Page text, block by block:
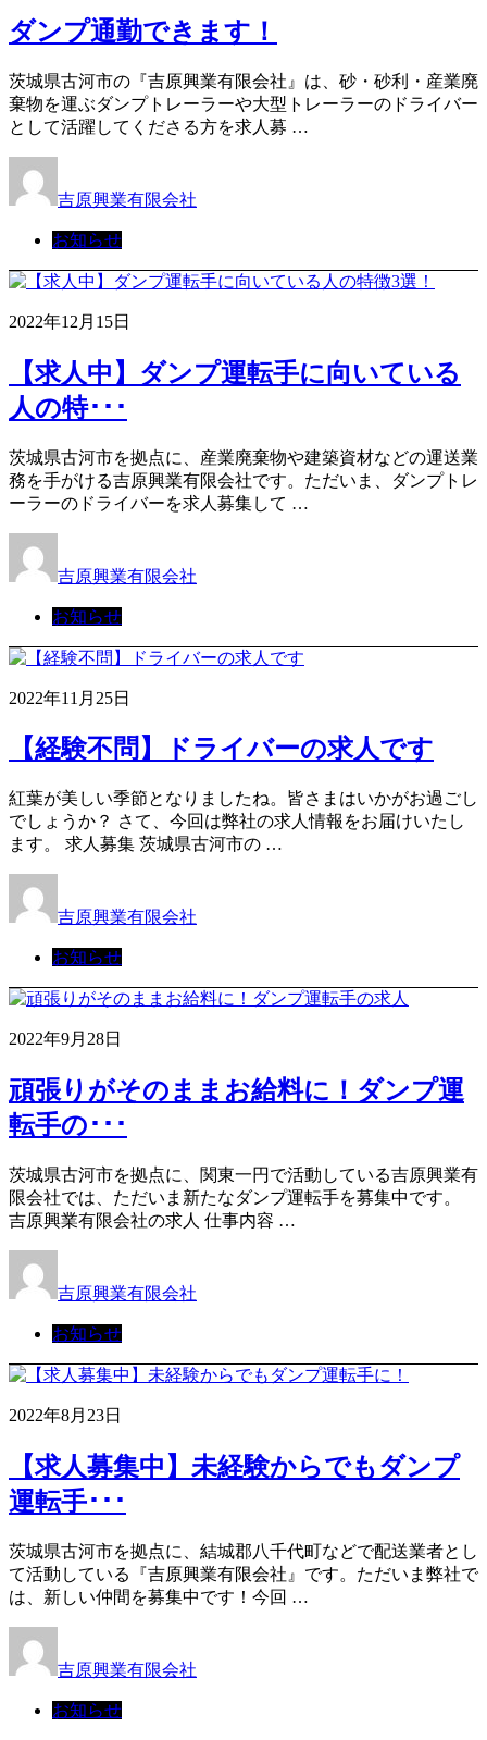
ダンプ通勤できます！
茨城県古河市の『吉原興業有限会社』は、砂・砂利・産業廃
棄物を運ぶダンプトレーラーや大型トレーラーのドライバー
として活躍してくださる方を求人募 …
吉原興業有限会社
お知らせ
2022年12月15日
【求人中】ダンプ運転手に向いている
人の特･･･
茨城県古河市を拠点に、産業廃棄物や建築資材などの運送業
務を手がける吉原興業有限会社です。ただいま、ダンプトレ
ーラーのドライバーを求人募集して …
吉原興業有限会社
お知らせ
2022年11月25日
【経験不問】ドライバーの求人です
紅葉が美しい季節となりましたね。皆さまはいかがお過ごし
でしょうか？ さて、今回は弊社の求人情報をお届けいたし
ます。 求人募集 茨城県古河市の …
吉原興業有限会社
お知らせ
2022年9月28日
頑張りがそのままお給料に！ダンプ運
転手の･･･
茨城県古河市を拠点に、関東一円で活動している吉原興業有
限会社では、ただいま新たなダンプ運転手を募集中です。
吉原興業有限会社の求人 仕事内容 …
吉原興業有限会社
お知らせ
2022年8月23日
【求人募集中】未経験からでもダンプ
運転手･･･
茨城県古河市を拠点に、結城郡八千代町などで配送業者とし
て活動している『吉原興業有限会社』です。ただいま弊社で
は、新しい仲間を募集中です！今回 …
吉原興業有限会社
お知らせ